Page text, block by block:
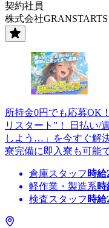
契約社員
株式会社GRANSTARTS
所持金0円でも応募OK
リスタート”！ 日払い/
しよう…」を今すぐ解
寮完備に即入寮も可能
倉庫スタッフ 時給
軽作業・製造系時
検査スタッフ 時給